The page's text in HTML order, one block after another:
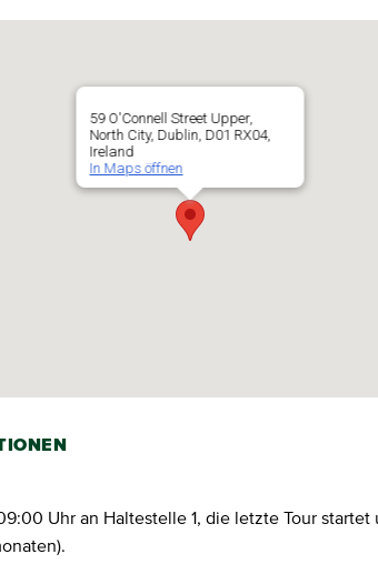
59 O'Connell Street Upper,
North City, Dublin, D01 RX04,
Ireland
In Maps öffnen
Uhr an Haltestelle 1, die letzte Tour startet